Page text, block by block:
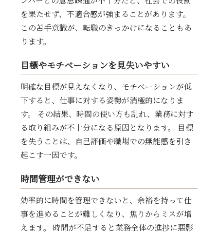
を果たせず、不適合感が強まることがあります。
この苦手意識が、転職のきっかけになることもあ
ります。
目標やモチベーションを見失いやすい
明確な目標が見えなくなり、モチベーションが低
下すると、仕事に対する姿勢が消極的になりま
す。 その結果、時間の使い方も乱れ、業務に対す
る取り組みが不十分になる原因となります。 目標
を失うことは、自己評価や職場での無能感を引き
起こす一因です。
時間管理ができない
効率的に時間を管理できないと、余裕を持って仕
事を進めることが難しくなり、焦りからミスが増
えます。 時間が不足すると業務全体の進捗に悪影